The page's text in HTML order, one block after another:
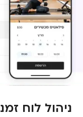
ניהול לוח